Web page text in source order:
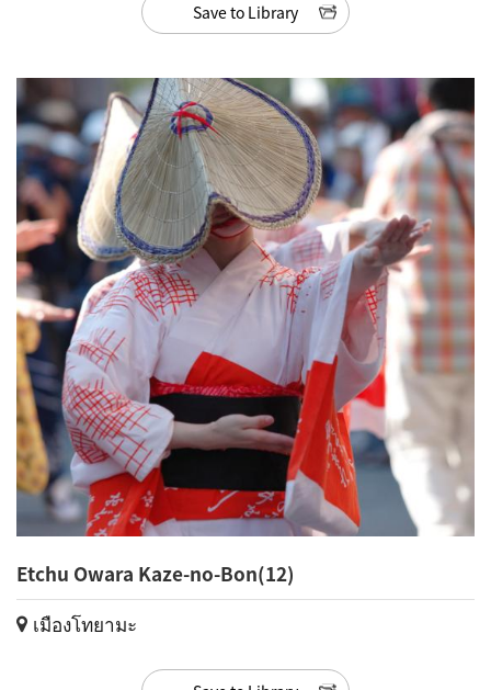
Save to Library
Etchu Owara Kaze-no-Bon(12)
เมืองโทยามะ